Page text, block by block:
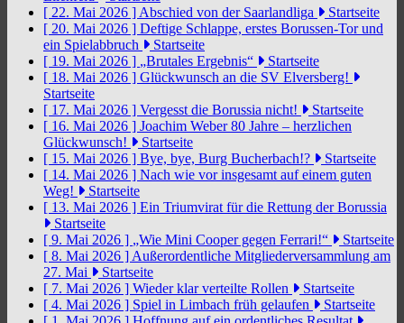
[ 22. Mai 2026 ] Abschied von der Saarlandliga
Startseite
[ 20. Mai 2026 ] Deftige Schlappe, erstes Borussen-Tor und
ein Spielabbruch
Startseite
[ 19. Mai 2026 ] „Brutales Ergebnis“
Startseite
[ 18. Mai 2026 ] Glückwunsch an die SV Elversberg!
Startseite
[ 17. Mai 2026 ] Vergesst die Borussia nicht!
Startseite
[ 16. Mai 2026 ] Joachim Weber 80 Jahre – herzlichen
Glückwunsch!
Startseite
[ 15. Mai 2026 ] Bye, bye, Burg Bucherbach!?
Startseite
[ 14. Mai 2026 ] Nach wie vor insgesamt auf einem guten
Weg!
Startseite
[ 13. Mai 2026 ] Ein Triumvirat für die Rettung der Borussia
Startseite
[ 9. Mai 2026 ] „Wie Mini Cooper gegen Ferrari!“
Startseite
[ 8. Mai 2026 ] Außerordentliche Mitgliederversammlung am
27. Mai
Startseite
[ 7. Mai 2026 ] Wieder klar verteilte Rollen
Startseite
[ 4. Mai 2026 ] Spiel in Limbach früh gelaufen
Startseite